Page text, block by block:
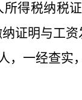
得税纳税
证明与工资
，一经查实